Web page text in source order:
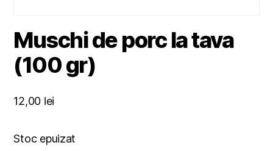
Muschi de porc la tava
(100 gr)
12,00 lei
Stoc epuizat